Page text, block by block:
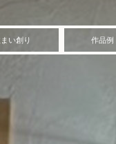
い創り 作品例